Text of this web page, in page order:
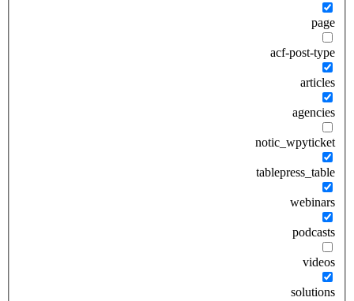
page
acf-post-type
articles
agencies
notic_wpyticket
tablepress_table
webinars
podcasts
videos
solutions